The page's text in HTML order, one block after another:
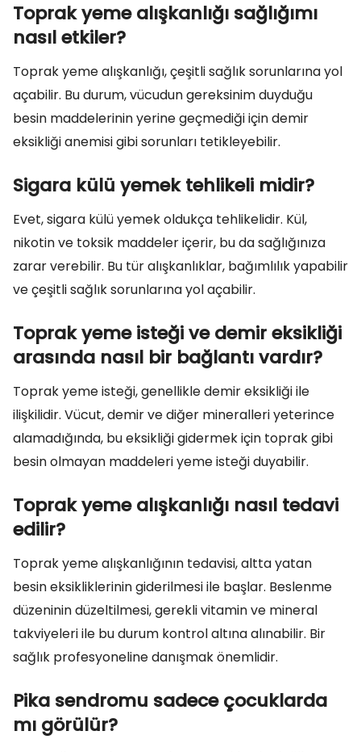
Toprak yeme alışkanlığı sağlığımı
nasıl etkiler?
Toprak yeme alışkanlığı, çeşitli sağlık sorunlarına yol
açabilir. Bu durum, vücudun gereksinim duyduğu
besin maddelerinin yerine geçmediği için demir
eksikliği anemisi gibi sorunları tetikleyebilir.
Sigara külü yemek tehlikeli midir?
Evet, sigara külü yemek oldukça tehlikelidir. Kül,
nikotin ve toksik maddeler içerir, bu da sağlığınıza
zarar verebilir. Bu tür alışkanlıklar, bağımlılık yapabilir
ve çeşitli sağlık sorunlarına yol açabilir.
Toprak yeme isteği ve demir eksikliği
arasında nasıl bir bağlantı vardır?
Toprak yeme isteği, genellikle demir eksikliği ile
ilişkilidir. Vücut, demir ve diğer mineralleri yeterince
alamadığında, bu eksikliği gidermek için toprak gibi
besin olmayan maddeleri yeme isteği duyabilir.
Toprak yeme alışkanlığı nasıl tedavi
edilir?
Toprak yeme alışkanlığının tedavisi, altta yatan
besin eksikliklerinin giderilmesi ile başlar. Beslenme
düzeninin düzeltilmesi, gerekli vitamin ve mineral
takviyeleri ile bu durum kontrol altına alınabilir. Bir
sağlık profesyoneline danışmak önemlidir.
Pika sendromu sadece çocuklarda
mı görülür?